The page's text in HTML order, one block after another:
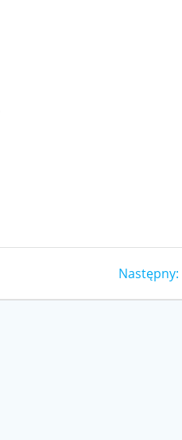
Następny: